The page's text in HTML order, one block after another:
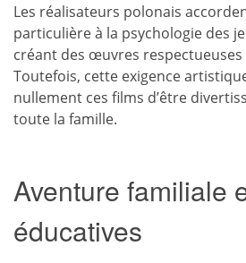
Les réalisateurs polonais
particulière à la psychologie des
créant des œuvres
Toutefois, cette exigence
nullement ces films d’être
toute la famille.
Aventure familiale
éducatives